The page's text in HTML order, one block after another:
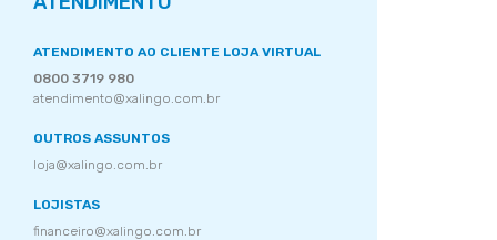
ATENDIMENTO AO CLIENTE LOJA VIRTUAL
0800 3719 980
atendimento@xalingo.com.br
OUTROS ASSUNTOS
loja@xalingo.com.br
LOJISTAS
financeiro@xalingo.com.br